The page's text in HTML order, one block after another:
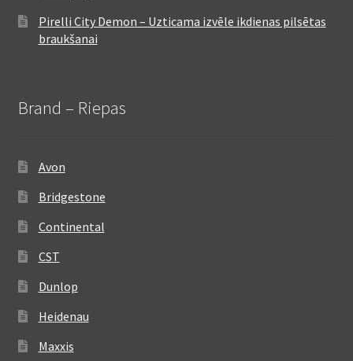
Pirelli City Demon – Uzticama izvēle ikdienas pilsētas
braukšanai
Brand – Riepas
Avon
Bridgestone
Continental
CST
Dunlop
Heidenau
Maxxis